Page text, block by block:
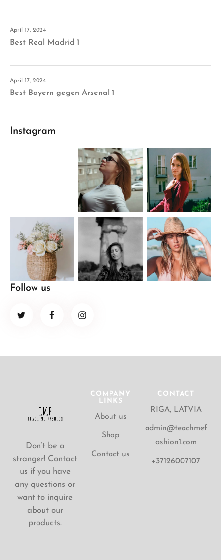
April 17, 2024
Best Real Madrid 1
April 17, 2024
Best Bayern gegen Arsenal 1
Instagram
Follow us
Don’t be a
stranger! Contact
us if you have
any questions or
want to inquire
about our
products.
COMPANY
LINKS
About us
Shop
Contact us
CONTACT
RIGA, LATVIA
admin@teachmef
ashion1.com
+37126007107